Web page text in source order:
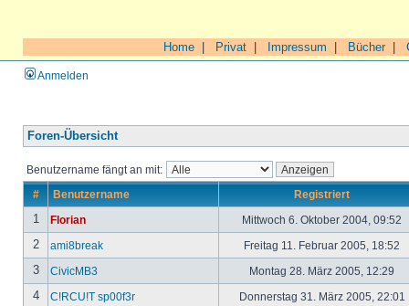
Home Privat Impressum Bücher|
Anmelden
Foren-Übersicht
Benutzername fängt an mit:
# Benutzername Registriert
1 Florian Mittwoch 6. Oktober 2004, 09:52
2 ami8break Freitag 11. Februar 2005, 18:52
3 CivicMB3 Montag 28. März 2005, 12:29
4 C!RCU!T sp00f3r Donnerstag 31. März 2005, 22:01